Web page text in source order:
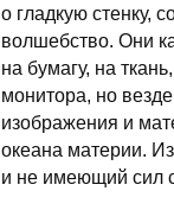
о гладкую стенку,
волшебство. Они
на бумагу, на
монитора, но
изображения и
океана материи.
и не имеющий сил